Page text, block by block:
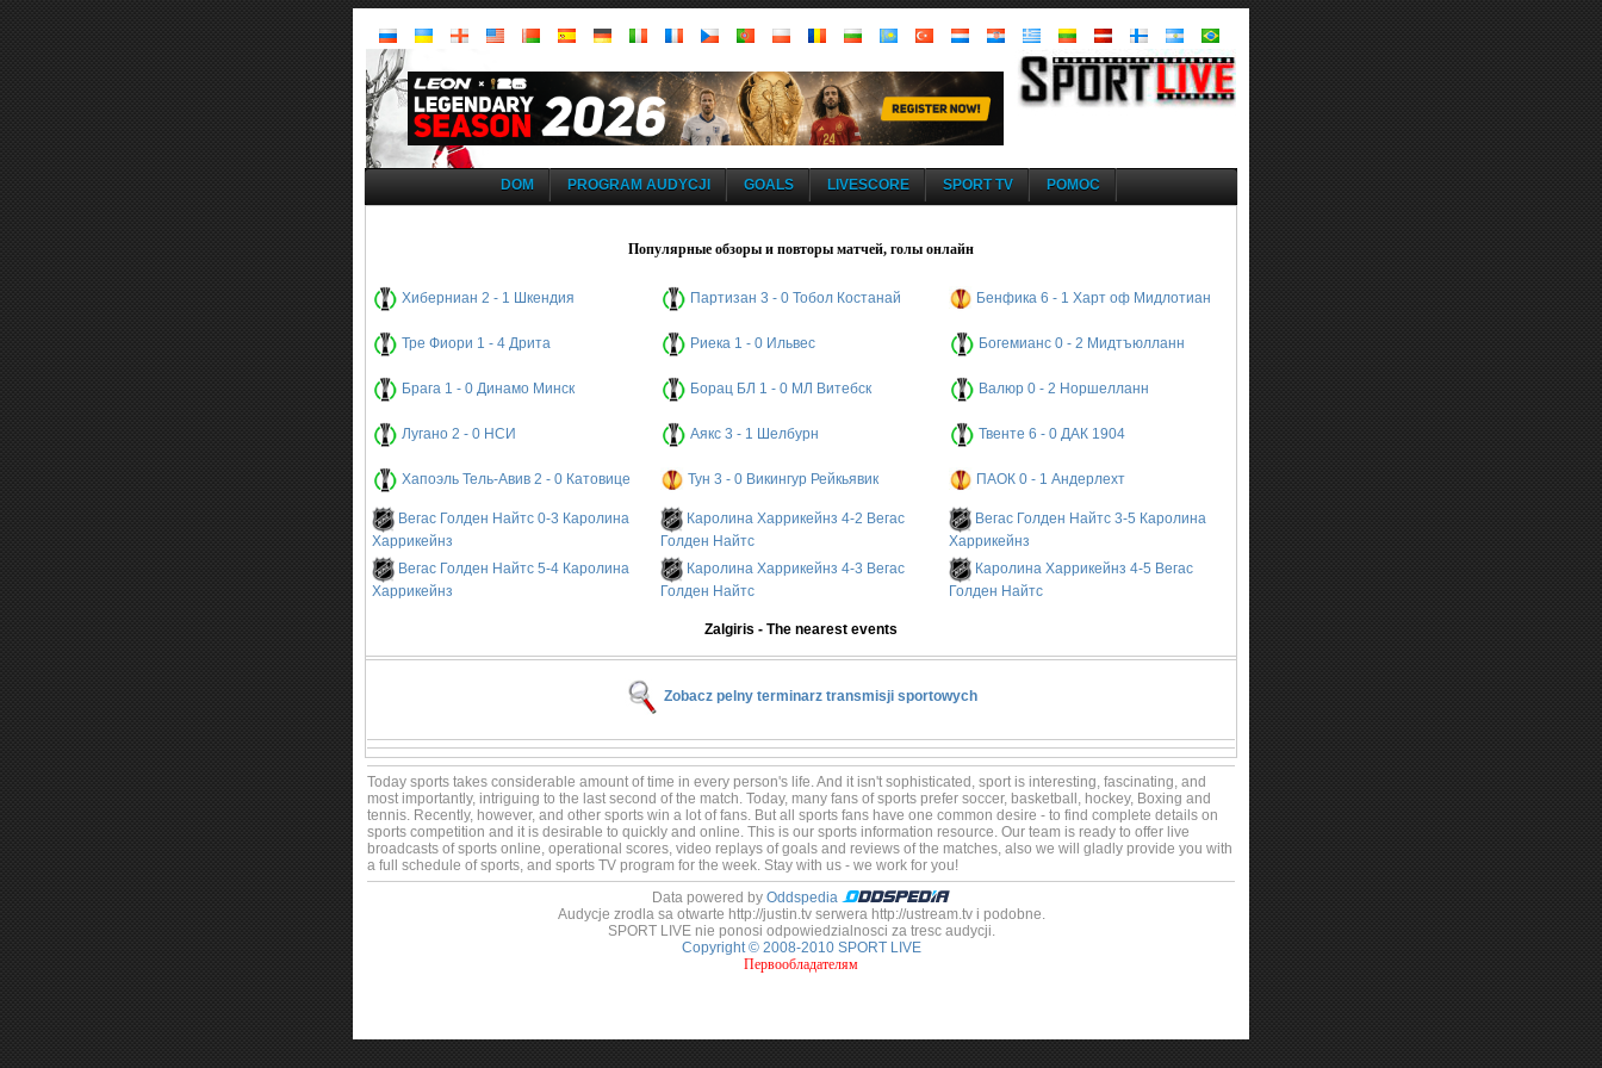
DOM PROGRAM AUDYCJI GOALS LIVESCORE SPORT TV POMOC
Популярные обзоры и повторы матчей, голы онлайн
Хиберниан 2 - 1 Шкендия Партизан 3 - 0 Тобол Костанай Бенфика 6 - 1 Харт оф Мидлотиан
Тре Фиори 1 - 4 Дрита Риека 1 - 0 Ильвес Богемианс 0 - 2 Мидтъюлланн
Брага 1 - 0 Динамо Минск Борац БЛ 1 - 0 МЛ Витебск Валюр 0 - 2 Норшелланн
Лугано 2 - 0 НСИ Аякс 3 - 1 Шелбурн Твенте 6 - 0 ДАК 1904
Хапоэль Тель-Авив 2 - 0 Катовице Тун 3 - 0 Викингур Рейкьявик ПАОК 0 - 1 Андерлехт
Вегас Голден Найтс 0-3 Каролина
Харрикейнз
Каролина Харрикейнз 4-2 Вегас
Голден Найтс
Вегас Голден Найтс 3-5 Каролина
Харрикейнз
Вегас Голден Найтс 5-4 Каролина
Харрикейнз
Каролина Харрикейнз 4-3 Вегас
Голден Найтс
Каролина Харрикейнз 4-5 Вегас
Голден Найтс
Zalgiris - The nearest events
Zobacz pelny terminarz transmisji sportowych
Today sports takes considerable amount of time in every person's life. And it isn't sophisticated, sport is interesting, fascinating, and
most importantly, intriguing to the last second of the match. Today, many fans of sports prefer soccer, basketball, hockey, Boxing and
tennis. Recently, however, and other sports win a lot of fans. But all sports fans have one common desire - to find complete details on
sports competition and it is desirable to quickly and online. This is our sports information resource. Our team is ready to offer live
broadcasts of sports online, operational scores, video replays of goals and reviews of the matches, also we will gladly provide you with
a full schedule of sports, and sports TV program for the week. Stay with us - we work for you!
Data powered byOddspedia
Audycje zrodla sa otwarte http://justin.tv serwera http://ustream.tv i podobne.
SPORT LIVE nie ponosi odpowiedzialnosci za tresc audycji.
Copyright © 2008-2010 SPORT LIVE
Первообладателям